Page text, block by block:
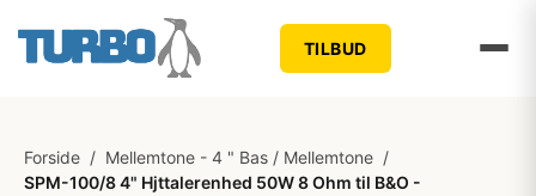
TILBUD
Forside / Mellemtone - 4 " Bas / Mellemtone /
SPM-100/8 4" Hjttalerenhed 50W 8 Ohm til B&O -